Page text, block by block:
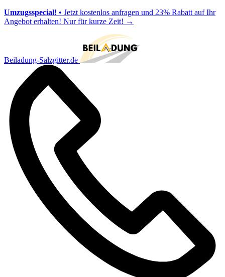
Umzugsspecial! • Jetzt kostenlos anfragen und 23% Rabatt auf Ihr
Angebot erhalten! Nur für kurze Zeit! →
Beiladung-Salzgitter.de